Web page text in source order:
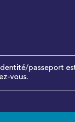
passeport
vous.